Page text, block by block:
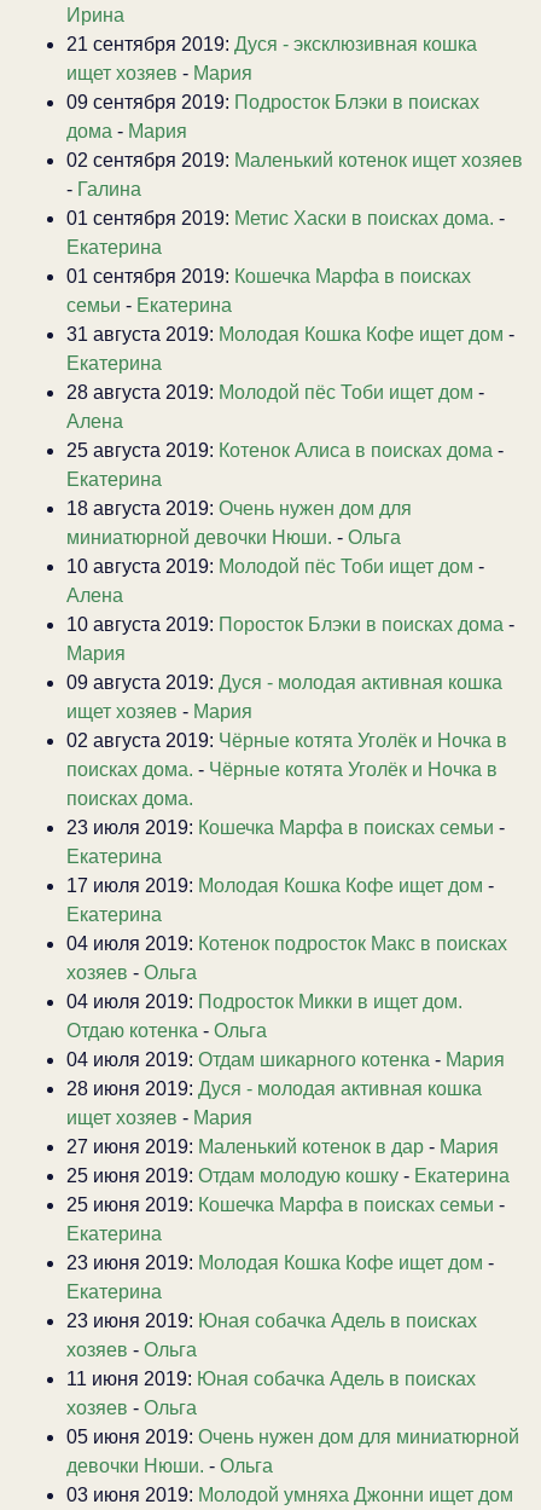
Ирина
21 сентября 2019: Дуся - эксклюзивная кошка
ищет хозяев - Мария
09 сентября 2019: Подросток Блэки в поисках
дома - Мария
02 сентября 2019: Маленький котенок ищет хозяев
- Галина
01 сентября 2019: Метис Хаски в поисках дома. -
Екатерина
01 сентября 2019: Кошечка Марфа в поисках
семьи - Екатерина
31 августа 2019: Молодая Кошка Кофе ищет дом -
Екатерина
28 августа 2019: Молодой пёс Тоби ищет дом -
Алена
25 августа 2019: Котенок Алиса в поисках дома -
Екатерина
18 августа 2019: Очень нужен дом для
миниатюрной девочки Нюши. - Ольга
10 августа 2019: Молодой пёс Тоби ищет дом -
Алена
10 августа 2019: Поросток Блэки в поисках дома -
Мария
09 августа 2019: Дуся - молодая активная кошка
ищет хозяев - Мария
02 августа 2019: Чёрные котята Уголёк и Ночка в
поисках дома. - Чёрные котята Уголёк и Ночка в
поисках дома.
23 июля 2019: Кошечка Марфа в поисках семьи -
Екатерина
17 июля 2019: Молодая Кошка Кофе ищет дом -
Екатерина
04 июля 2019: Котенок подросток Макс в поисках
хозяев - Ольга
04 июля 2019: Подросток Микки в ищет дом.
Отдаю котенка - Ольга
04 июля 2019: Отдам шикарного котенка - Мария
28 июня 2019: Дуся - молодая активная кошка
ищет хозяев - Мария
27 июня 2019: Маленький котенок в дар - Мария
25 июня 2019: Отдам молодую кошку - Екатерина
25 июня 2019: Кошечка Марфа в поисках семьи -
Екатерина
23 июня 2019: Молодая Кошка Кофе ищет дом -
Екатерина
23 июня 2019: Юная собачка Адель в поисках
хозяев - Ольга
11 июня 2019: Юная собачка Адель в поисках
хозяев - Ольга
05 июня 2019: Очень нужен дом для миниатюрной
девочки Нюши. - Ольга
03 июня 2019: Молодой умняха Джонни ищет дом